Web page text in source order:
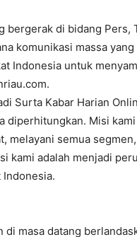
bergerak di bidang
komunikasi massa
Indonesia untuk
Surta Kabar Harian
diperhitungkan. Misi
melayani semua
kami adalah menjadi
di masa datang